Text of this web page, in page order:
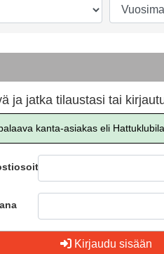
ja jatka tilaustasi tai
kanta-asiakas eli
Kirjaudu sisään